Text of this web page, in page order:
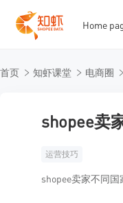
12345
Home
首页 知虾课堂 电商圈
shopee卖
运营技巧
shopee卖家不同